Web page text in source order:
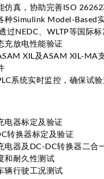
仿真，协助完善ISO
种Simulink Model-Based
过NEDC、WLTP等国际
充放电性能验证
XIL及ASAM XIL-MA
系统实时监控，确保试
电器标定及验证
转换器标定及验证
电器及DC-DC转换器二合
和耐久性测试
辆行驶工况测试